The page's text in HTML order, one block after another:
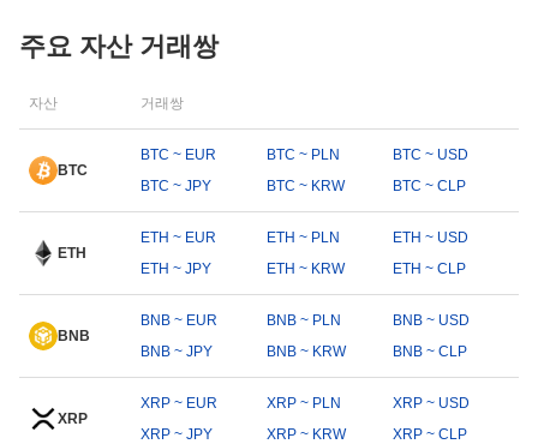
주요 자산 거래쌍
자산 거래쌍
BTC
BTC ~ EUR BTC ~ PLN
BTC ~ USD
BTC ~ JPY
BTC ~ KRW BTC ~ CLP
ETH
ETH ~ EUR ETH ~ PLN
ETH ~ USD
ETH ~ JPY
ETH ~ KRW ETH ~ CLP
BNB
BNB ~ EUR BNB ~ PLN
BNB ~ USD
BNB ~ JPY
BNB ~ KRW BNB ~ CLP
XRP
XRP ~ EUR XRP ~ PLN
XRP ~ USD
XRP ~ JPY
XRP ~ KRW XRP ~ CLP